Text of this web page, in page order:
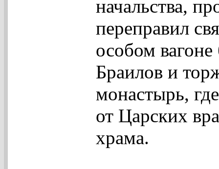
начальства,
переправил
особом
Браилов и
монастырь,
от Царских
храма.